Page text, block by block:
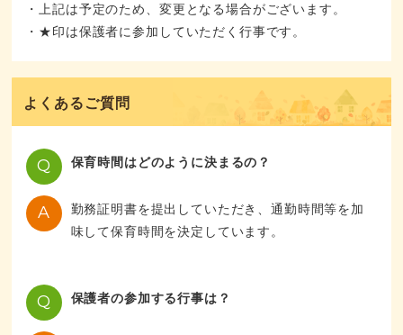
・上記は予定のため、変更となる場合がございます。
・★印は保護者に参加していただく行事です。
よくあるご質問
Q 保育時間はどのように決まるの？
A
勤務証明書を提出していただき、通勤時間等を加
味して保育時間を決定しています。
Q 保護者の参加する行事は？